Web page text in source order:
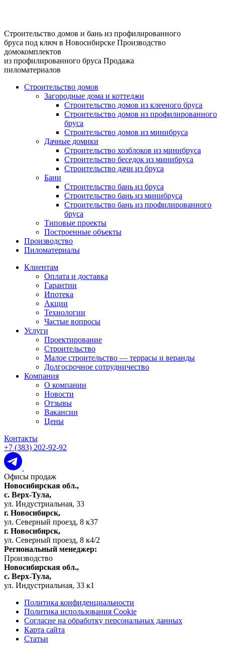
Строительство домов и бань из профилированного
бруса под ключ в Новосибирске Производство
домокомплектов
из профилированного бруса Продажа
пиломатериалов
Строительство домов
Загородные дома и коттеджи
Строительство домов из клееного бруса
Строительство домов из профилированного
бруса
Строительство домов из минибруса
Дачные домики
Строительство хозблоков из минибруса
Строительство беседок из минибруса
Строительство дачи из бруса
Бани
Строительство бань из бруса
Строительство бань из минибруса
Строительство бань из профилированного
бруса
Типовые проекты
Построенные объекты
Производство
Пиломатериалы
Клиентам
Оплата и доставка
Гарантии
Ипотека
Акции
Технологии
Частые вопросы
Услуги
Проектирование
Строительство
Малое строительство — террасы и веранды
Долгосрочное сотрудничество
Компания
О компании
Новости
Отзывы
Вакансии
Цены
Контакты
+7 (383) 202-92-92
Офисы продаж
Новосибирская обл.,
c. Верх-Тула,
ул. Индустриальная, 33
г. Новосибирск,
ул. Северный проезд, 8 к37
г. Новосибирск,
ул. Северный проезд, 8 к4/2
Региональный менеджер:
Производство
Новосибирская обл.,
c. Верх-Тула,
ул. Индустриальная, 33 к1
Политика конфиденциальности
Политика использования Cookie
Согласие на обработку персональных данных
Карта сайта
Статьи